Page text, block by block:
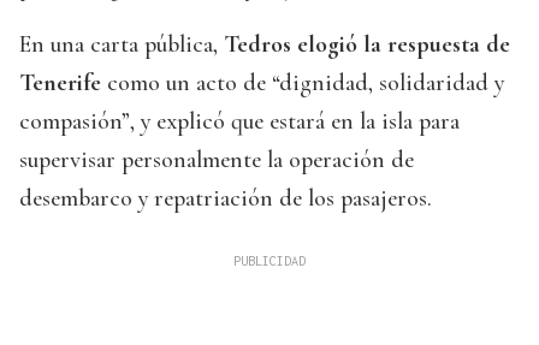
En una carta pública, Tedros elogió la respuesta de
Tenerife como un acto de “dignidad, solidaridad y
compasión”, y explicó que estará en la isla para
supervisar personalmente la operación de
desembarco y repatriación de los pasajeros.